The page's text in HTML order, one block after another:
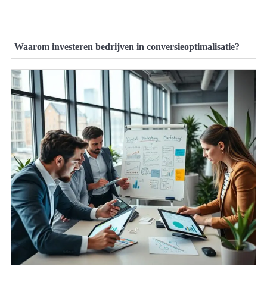
Waarom investeren bedrijven in conversieoptimalisatie?